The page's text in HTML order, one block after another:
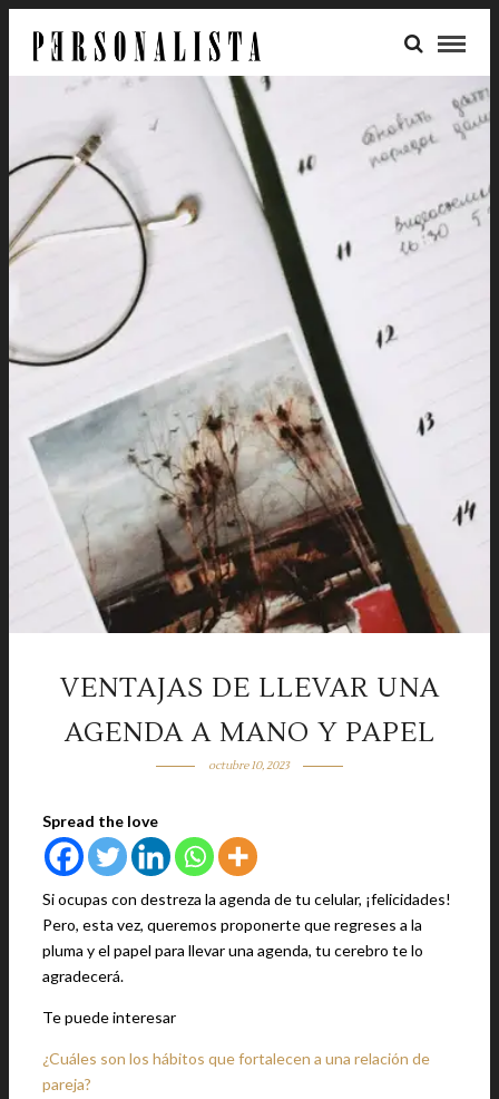
VENTAJAS DE LLEVAR UNA
AGENDA A MANO Y PAPEL
octubre 10, 2023
Spread the love
Si ocupas con destreza la agenda de tu celular, ¡felicidades!
Pero, esta vez, queremos proponerte que regreses a la
pluma y el papel para llevar una agenda, tu cerebro te lo
agradecerá.
Te puede interesar
¿Cuáles son los hábitos que fortalecen a una relación de
pareja?